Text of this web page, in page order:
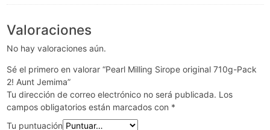
Valoraciones
No hay valoraciones aún.
Sé el primero en valorar “Pearl Milling Sirope original 710g-Pack
2! Aunt Jemima”
Tu dirección de correo electrónico no será publicada. Los
campos obligatorios están marcados con *
Tu puntuación